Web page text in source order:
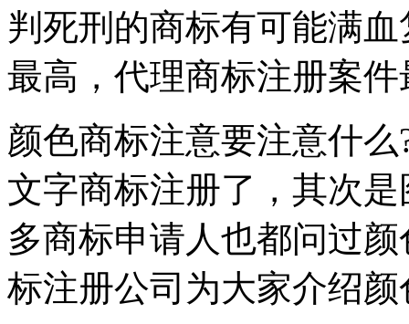
判死刑的商标有可能满
最高，代理商标注册案件
颜色商标注意要注意什
文字商标注册了，其次
多商标申请人也都问过
标注册公司为大家介绍